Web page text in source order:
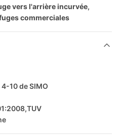
vers l'arrière incurvée,
commerciales
10 de SIMO